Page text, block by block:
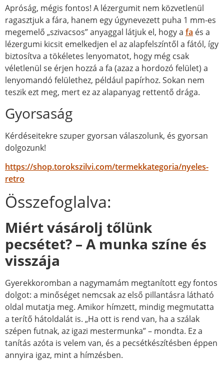
Apróság, mégis fontos! A lézergumit nem közvetlenül
ragasztjuk a fára, hanem egy úgynevezett puha 1 mm-es
megemelő „szivacsos” anyaggal látjuk el, hogy a fa és a
lézergumi kicsit emelkedjen el az alapfelszíntől a fától, így
biztosítva a tökéletes lenyomatot, hogy még csak
véletlenül se érjen hozzá a fa (azaz a hordozó felület) a
lenyomandó felülethez, például papírhoz. Sokan nem
teszik ezt meg, mert ez az alapanyag rettentő drága.
Gyorsaság
Kérdéseitekre szuper gyorsan válaszolunk, és gyorsan
dolgozunk!
https://shop.torokszilvi.com/termekkategoria/nyeles-
retro
Összefoglalva:
Miért vásárolj tőlünk
pecsétet? – A munka színe és
visszája
Gyerekkoromban a nagymamám megtanított egy fontos
dolgot: a minőséget nemcsak az első pillantásra látható
oldal mutatja meg. Amikor hímzett, mindig megmutatta
a terítő hátoldalát is. „Ha ott is rend van, ha a szálak
szépen futnak, az igazi mestermunka” – mondta. Ez a
tanítás azóta is velem van, és a pecsétkészítésben éppen
annyira igaz, mint a hímzésben.